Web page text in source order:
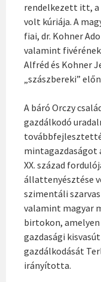
rendelkezett itt,
volt kúriája. A
fiai, dr. Kohner
valamint
Alfréd és Kohner
„szászbereki”
A báró Orczy
gazdálkodó
mintagazdaságot
XX. század
állattenyésztése
szimentáli
valamint magyar
birtokon,
gazdasági
gazdálkodását
irányította.